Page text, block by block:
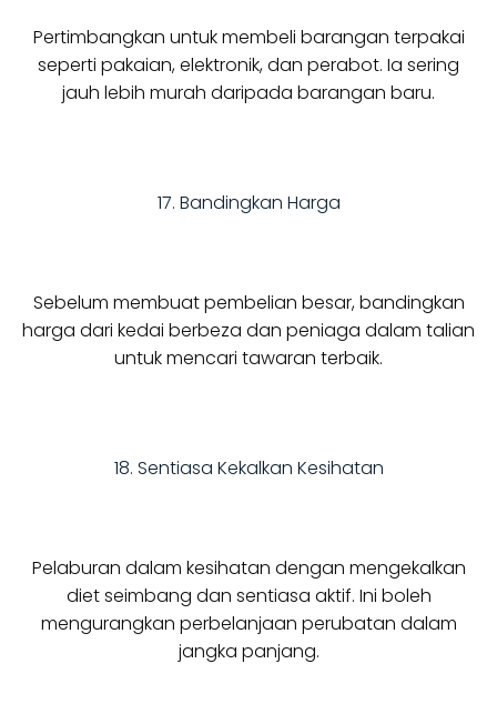
Pertimbangkan untuk membeli barangan terpakai
seperti pakaian, elektronik, dan perabot. Ia sering
jauh lebih murah daripada barangan baru.
17. Bandingkan Harga
Sebelum membuat pembelian besar, bandingkan
harga dari kedai berbeza dan peniaga dalam talian
untuk mencari tawaran terbaik.
18. Sentiasa Kekalkan Kesihatan
Pelaburan dalam kesihatan dengan mengekalkan
diet seimbang dan sentiasa aktif. Ini boleh
mengurangkan perbelanjaan perubatan dalam
jangka panjang.